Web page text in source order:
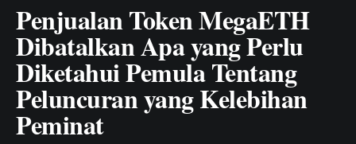
Penjualan Token MegaETH
Dibatalkan Apa yang Perlu
Diketahui Pemula Tentang
Peluncuran yang Kelebihan
Peminat